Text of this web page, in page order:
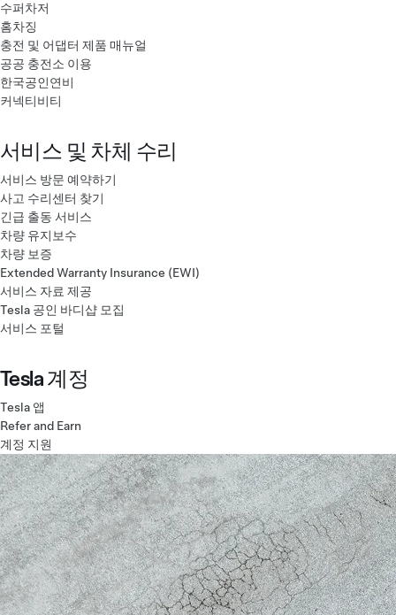
수퍼차저
홈차징
충전 및 어댑터 제품 매뉴얼
공공 충전소 이용
한국공인연비
커넥티비티
서비스 및 차체 수리
서비스 방문 예약하기
사고 수리센터 찾기
긴급 출동 서비스
차량 유지보수
차량 보증
Extended Warranty Insurance (EWI)
서비스 자료 제공
Tesla 공인 바디샵 모집
서비스 포털
Tesla 계정
Tesla 앱
Refer and Earn
계정 지원